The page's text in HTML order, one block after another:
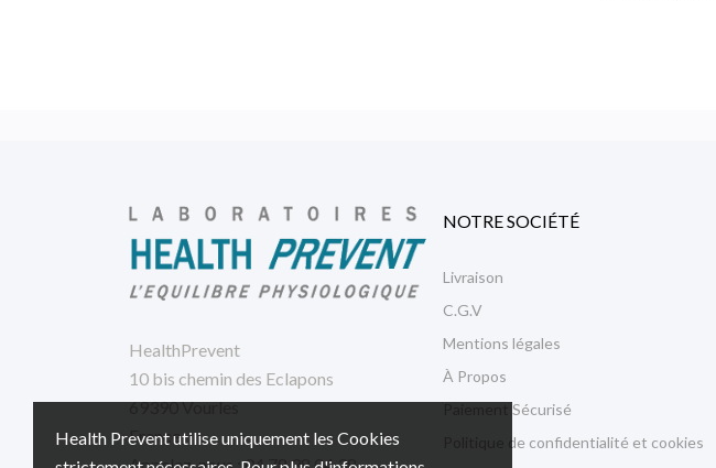
Health Prevent utilise uniquement les Cookies
HealthPrevent
10 bis chemin des Eclapons
69390 Vourles
France
NOTRE SOCIÉTÉ
Livraison
C.G.V
Mentions légales
À Propos
Paiement Sécurisé
Politique de confidentialité et cookies